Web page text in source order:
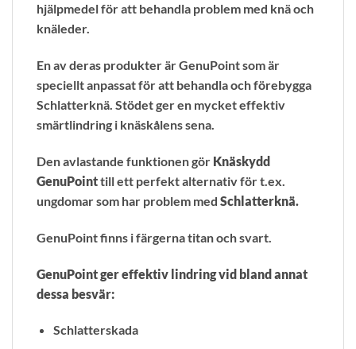
hjälpmedel för att behandla problem med knä och
knäleder.
En av deras produkter är GenuPoint som är
speciellt anpassat för att behandla och förebygga
Schlatterknä. Stödet ger en mycket effektiv
smärtlindring i knäskålens sena.
Den avlastande funktionen gör Knäskydd
GenuPointtill ett perfekt alternativ för t.ex.
ungdomar som har problem med Schlatterknä.
GenuPoint finns i färgerna titan och svart.
GenuPoint ger effektiv lindring vid bland annat
dessa besvär:
Schlatterskada